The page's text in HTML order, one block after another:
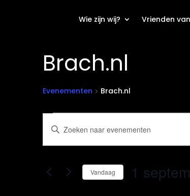
Wie zijn wij? Vrienden
Brach.nl
Evenementen Brach.nl
Evenementen
Evenementen
Zoeken
en
navigatie
Vul
keyword
Zoek
Vandaag 1